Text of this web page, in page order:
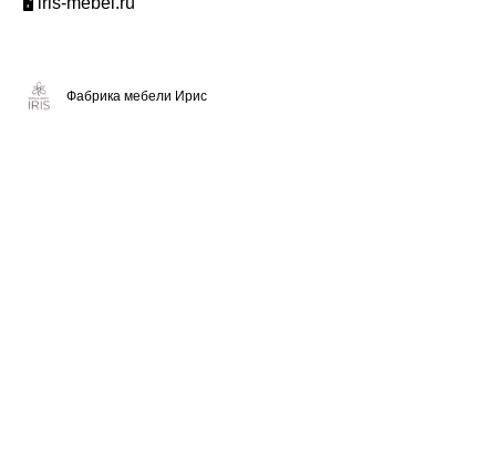
Фабрика мебели Ирис